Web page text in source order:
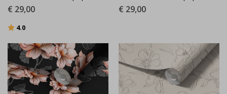
€ 29,00
Beoordeling:
4.0
€ 29,00